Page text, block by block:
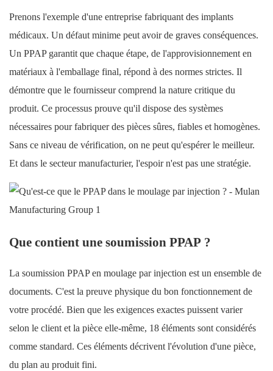
Prenons l'exemple d'une entreprise fabriquant des implants
médicaux. Un défaut minime peut avoir de graves conséquences.
Un PPAP garantit que chaque étape, de l'approvisionnement en
matériaux à l'emballage final, répond à des normes strictes. Il
démontre que le fournisseur comprend la nature critique du
produit. Ce processus prouve qu'il dispose des systèmes
nécessaires pour fabriquer des pièces sûres, fiables et homogènes.
Sans ce niveau de vérification, on ne peut qu'espérer le meilleur.
Et dans le secteur manufacturier, l'espoir n'est pas une stratégie.
Que contient une soumission PPAP ?
La soumission PPAP en moulage par injection est un ensemble de
documents. C'est la preuve physique du bon fonctionnement de
votre procédé. Bien que les exigences exactes puissent varier
selon le client et la pièce elle-même, 18 éléments sont considérés
comme standard. Ces éléments décrivent l'évolution d'une pièce,
du plan au produit fini.